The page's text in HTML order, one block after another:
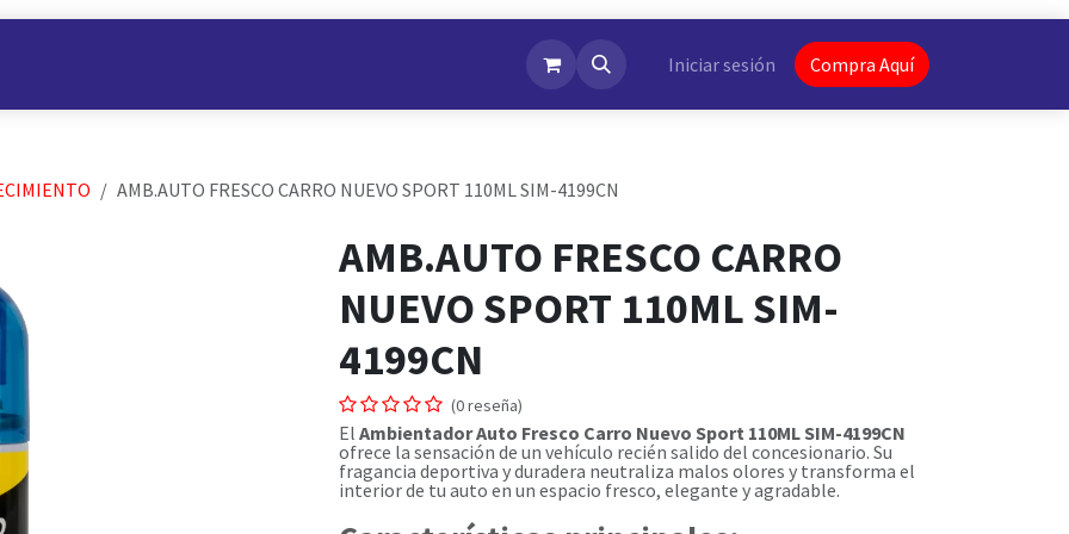
NotiFlash Iniciar sesión Compra Aquí
AMB.AUTO FRESCO CARRO NUEVO SPORT 110ML SIM-4199CN
AMB.AUTO FRESCO CARRO
NUEVO SPORT 110ML SIM-
4199CN
(0 reseña)
El Ambientador Auto Fresco Carro Nuevo Sport 110ML SIM-4199CN
ofrece la sensación de un vehículo recién salido del concesionario. Su
fragancia deportiva y duradera neutraliza malos olores y transforma el
interior de tu auto en un espacio fresco, elegante y agradable.